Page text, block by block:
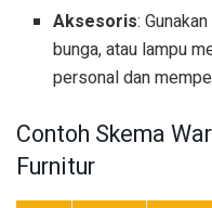
Aksesoris:
bunga, atau lampu
personal dan
Contoh Skema
Furnitur